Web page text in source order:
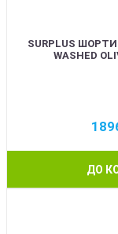
SURPLUS ШОРТИ
WASHED
ДО